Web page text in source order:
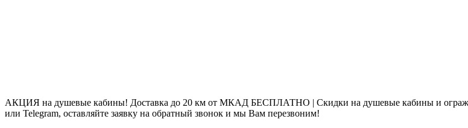
АКЦИЯ на душевые кабины! Доставка до 20 км от МКАД БЕСПЛАТНО | Скидки на душевые кабины и
или Telegram, оставляйте заявку на обратный звонок и мы Вам перезвоним!